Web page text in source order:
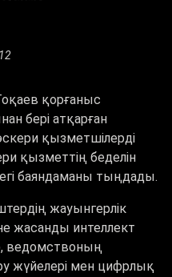
қорғаныс
бері атқарған
қызметшілерді
қызметтің беделін
баяндаманы тыңдады.
жауынгерлік
жасанды интеллект
ведомствоның
жүйелері мен цифрлық